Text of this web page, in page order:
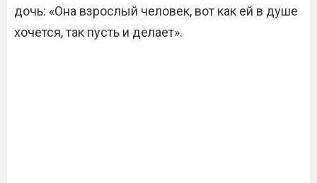
дочь: «Она взрослый человек, вот как ей в душе
хочется, так пусть и делает».